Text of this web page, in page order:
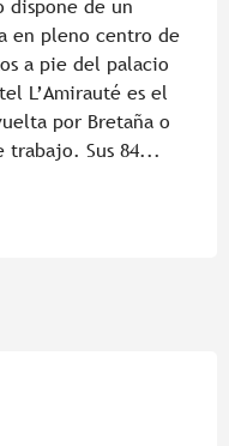
dispone de un
en pleno centro de
a pie del palacio
L’Amirauté es el
por Bretaña o
trabajo. Sus 84...